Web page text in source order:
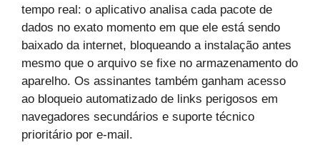
tempo real: o aplicativo analisa cada pacote de
dados no exato momento em que ele está sendo
baixado da internet, bloqueando a instalação antes
mesmo que o arquivo se fixe no armazenamento do
aparelho. Os assinantes também ganham acesso
ao bloqueio automatizado de links perigosos em
navegadores secundários e suporte técnico
prioritário por e-mail.